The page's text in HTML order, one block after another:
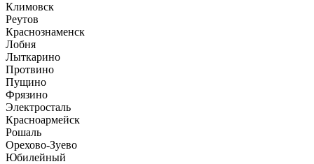
Климовск
Реутов
Краснознаменск
Лобня
Лыткарино
Протвино
Пущино
Фрязино
Электросталь
Красноармейск
Рошаль
Орехово-Зуево
Юбилейный